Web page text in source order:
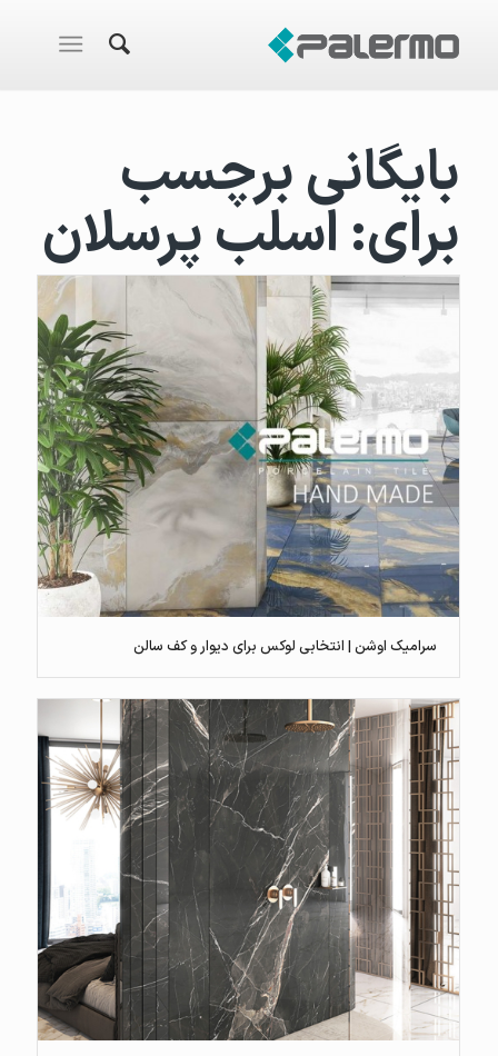
بایگانی برچسب
برای: اسلب پرسلان
سرامیک اوشن | انتخابی لوکس برای دیوار و کف سالن